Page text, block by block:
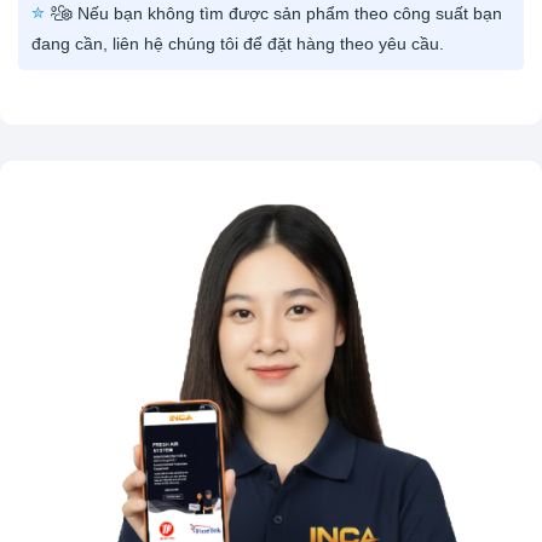
Xuất xứ: Việt Nam
Nếu bạn không tìm được sản phẩm theo công suất bạn
đang cần, liên hệ chúng tôi để đặt hàng theo yêu cầu.